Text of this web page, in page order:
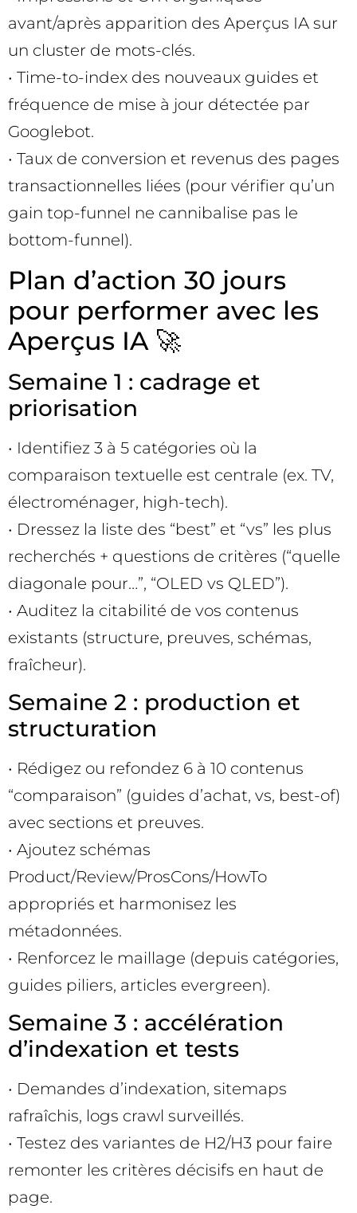
avant/après apparition des Aperçus IA sur
un cluster de mots-clés.
• Time-to-index des nouveaux guides et
fréquence de mise à jour détectée par
Googlebot.
• Taux de conversion et revenus des pages
transactionnelles liées (pour vérifier qu’un
gain top-funnel ne cannibalise pas le
bottom-funnel).
Plan d’action 30 jours
pour performer avec les
Aperçus IA 🚀
Semaine 1 : cadrage et
priorisation
• Identifiez 3 à 5 catégories où la
comparaison textuelle est centrale (ex. TV,
électroménager, high-tech).
• Dressez la liste des “best” et “vs” les plus
recherchés + questions de critères (“quelle
diagonale pour…”, “OLED vs QLED”).
• Auditez la citabilité de vos contenus
existants (structure, preuves, schémas,
fraîcheur).
Semaine 2 : production et
structuration
• Rédigez ou refondez 6 à 10 contenus
“comparaison” (guides d’achat, vs, best-of)
avec sections et preuves.
• Ajoutez schémas
Product/Review/ProsCons/HowTo
appropriés et harmonisez les
métadonnées.
• Renforcez le maillage (depuis catégories,
guides piliers, articles evergreen).
Semaine 3 : accélération
d’indexation et tests
• Demandes d’indexation, sitemaps
rafraîchis, logs crawl surveillés.
• Testez des variantes de H2/H3 pour faire
remonter les critères décisifs en haut de
page.